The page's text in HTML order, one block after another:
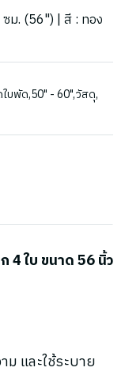
ม. (56") | สี : ทอง
บพัด,50" - 60",วัสดุ,
4 ใบ ขนาด 56 นิ้ว
และใช้ระบาย